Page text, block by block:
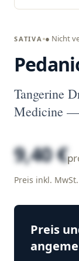
SATIVA ● Nicht
Tangerine
Medicine —
9,40 €
Preis inkl.
Preis